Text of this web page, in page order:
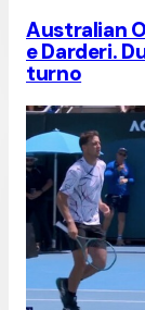
Australian
e Darderi.
turno